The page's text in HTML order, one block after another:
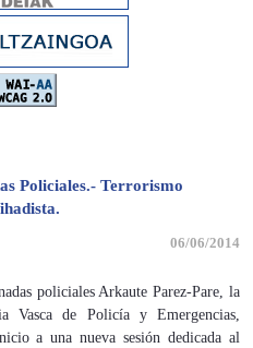
Policiales.- Terrorismo
06/06/2014
policiales Arkaute Parez-Pare, la
Vasca de Policía y Emergencias,
a una nueva sesión dedicada al